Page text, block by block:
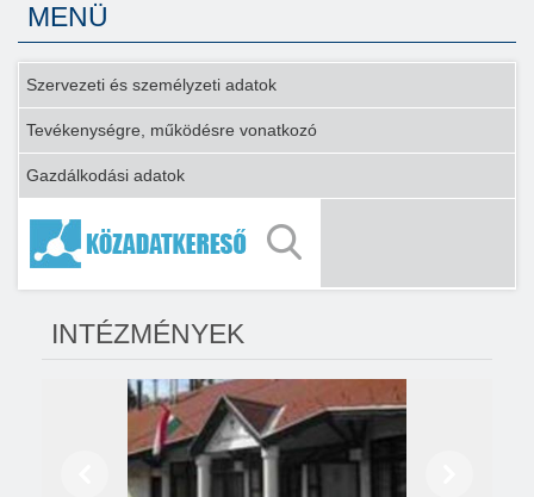
MENÜ
Szervezeti és személyzeti adatok
Tevékenységre, működésre vonatkozó
Gazdálkodási adatok
INTÉZMÉNYEK